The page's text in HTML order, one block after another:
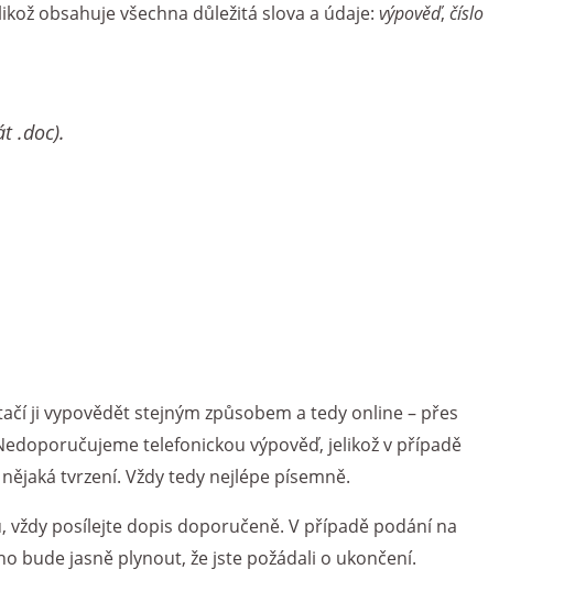
obsahuje všechna důležitá slova a údaje: výpověď, číslo
.doc).
ji vypovědět stejným způsobem a tedy online – přes
telefonickou výpověď, jelikož v případě
tvrzení. Vždy tedy nejlépe písemně.
posílejte dopis doporučeně. V případě podání na
bude jasně plynout, že jste požádali o ukončení.